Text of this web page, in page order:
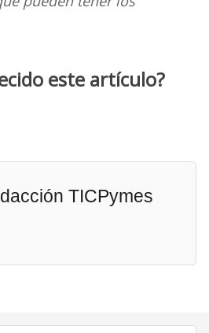
este artículo?
TICPymes